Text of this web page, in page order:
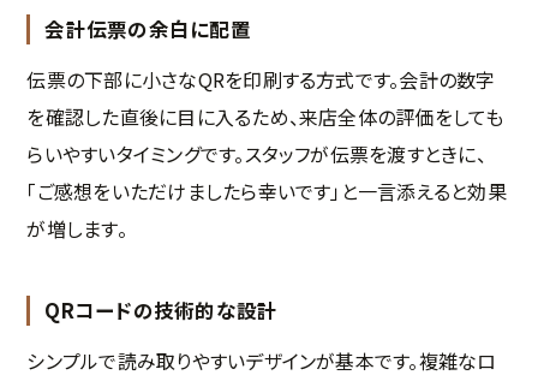
会計伝票の余白に配置
伝票の下部に小さなQRを印刷する方式です。会計の数字
を確認した直後に目に入るため、来店全体の評価をしても
らいやすいタイミングです。スタッフが伝票を渡すときに、
「ご感想をいただけましたら幸いです」と一言添えると効果
が増します。
QRコードの技術的な設計
シンプルで読み取りやすいデザインが基本です。複雑なロ